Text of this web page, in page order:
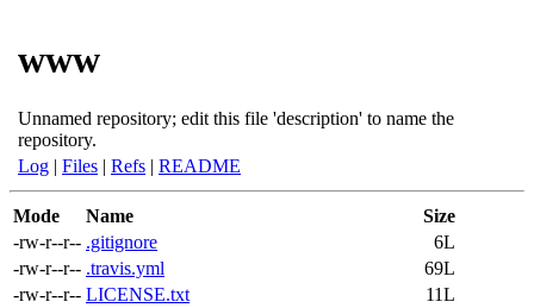
www
Unnamed repository; edit this file 'description' to name the
repository.
Log | Files | Refs | README
Mode Name
Size
-rw-r--r-- .gitignore
6L
-rw-r--r-- .travis.yml
69L
-rw-r--r-- LICENSE.txt
11L